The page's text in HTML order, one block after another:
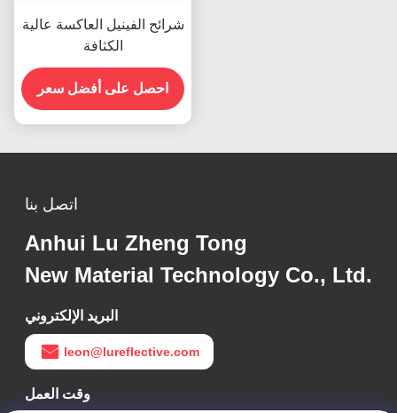
شرائح الفينيل العاكسة عالية
الكثافة
احصل على أفضل سعر
اتصل بنا
Anhui Lu Zheng Tong
New Material Technology Co., Ltd.
البريد الإلكتروني
leon@lureflective.com
وقت العمل